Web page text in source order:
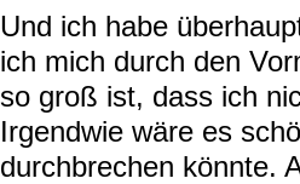
Und ich habe
ich mich durch den
so groß ist, dass ich
Irgendwie wäre es
durchbrechen könnte.